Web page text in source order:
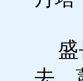
盛